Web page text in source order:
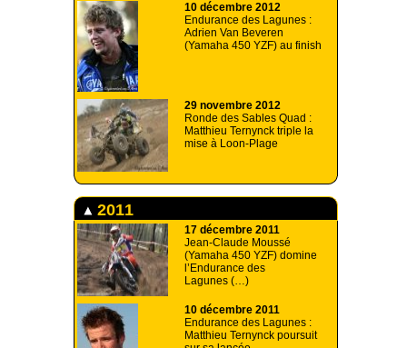
10 décembre 2012
Endurance des Lagunes :
Adrien Van Beveren
(Yamaha 450 YZF) au finish
29 novembre 2012
Ronde des Sables Quad :
Matthieu Ternynck triple la
mise à Loon-Plage
2011
17 décembre 2011
Jean-Claude Moussé
(Yamaha 450 YZF) domine
l’Endurance des
Lagunes (…)
10 décembre 2011
Endurance des Lagunes :
Matthieu Ternynck poursuit